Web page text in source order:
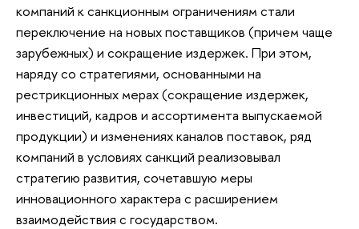
компаний к санкционным ограничениям стали
переключение на новых поставщиков (причем чаще
зарубежных) и сокращение издержек. При этом,
наряду со стратегиями, основанными на
рестрикционных мерах (сокращение издержек,
инвестиций, кадров и ассортимента выпускаемой
продукции) и изменениях каналов поставок, ряд
компаний в условиях санкций реализовывал
стратегию развития, сочетавшую меры
инновационного характера с расширением
взаимодействия с государством.